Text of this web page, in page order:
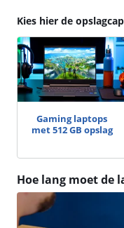
Kies hier de
Gaming laptops
met 512 GB opslag
Hoe lang moet de